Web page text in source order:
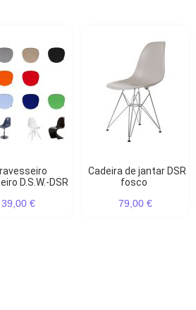
D.S.W.-DSR
39,00 €
Cadeira de jantar DSR
fosco
79,00 €